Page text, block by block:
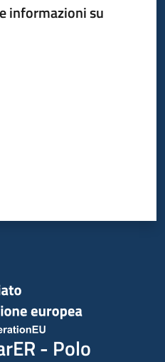
informazioni su
- Polo